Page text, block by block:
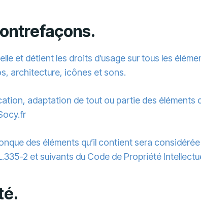
et détient les droits d’usage sur tous les
architecture, icônes et sons.
adaptation de tout ou partie des éléments
des éléments qu’il contient sera
2 et suivants du Code de Propriété